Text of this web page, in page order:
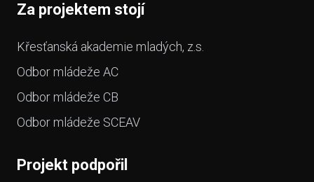
Za projektem stojí
Křesťanská akademie mladých, z.s.
Odbor mládeže AC
Odbor mládeže CB
Odbor mládeže SCEAV
Projekt podpořil